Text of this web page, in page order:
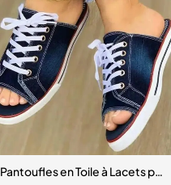
Pantoufles en Toile à Lacets